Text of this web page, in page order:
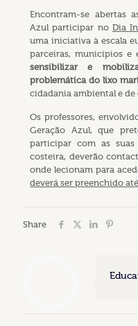
Encontram-se abertas
Azul participar no Dia
uma iniciativa à escala
parceiras, municípios e
sensibilizar e
problemática do lixo
cidadania ambiental e
Os professores,
Geração Azul, que
participar com as
costeira, deverão
onde lecionam para
deverá ser preenchido
Share